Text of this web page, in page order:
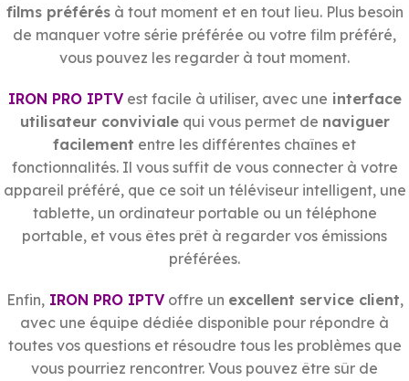
films préférésà tout moment et en tout lieu. Plus besoin
de manquer votre série préférée ou votre film préféré,
vous pouvez les regarder à tout moment.
IRON PRO IPTVest facile à utiliser, avec une interface
utilisateur convivialequi vous permet de naviguer
facilement entre les différentes chaînes et
fonctionnalités. Il vous suffit de vous connecter à votre
appareil préféré, que ce soit un téléviseur intelligent, une
tablette, un ordinateur portable ou un téléphone
portable, et vous êtes prêt à regarder vos émissions
préférées.
Enfin, IRON PRO IPTVoffre un excellent service client,
avec une équipe dédiée disponible pour répondre à
toutes vos questions et résoudre tous les problèmes que
vous pourriez rencontrer. Vous pouvez être sûr de